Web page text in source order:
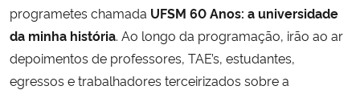
Ministério do Meio Ambiente
Ministério do Turismo
programetes chamada UFSM 60 Anos: a universidade
da minha história. Ao longo da programação, irão ao ar
depoimentos de professores, TAE’s, estudantes,
egressos e trabalhadores terceirizados sobre a